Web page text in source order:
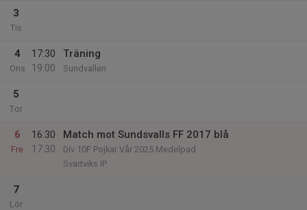
3
Tis
4
Ons
17:30
19:00
Träning
Sundvallen
5
Tor
6
Fre
16:30
17:30
Match mot Sundsvalls FF 2017 blå
Div 10F Pojkar Vår 2025 Medelpad
Svartviks IP
7
Lör